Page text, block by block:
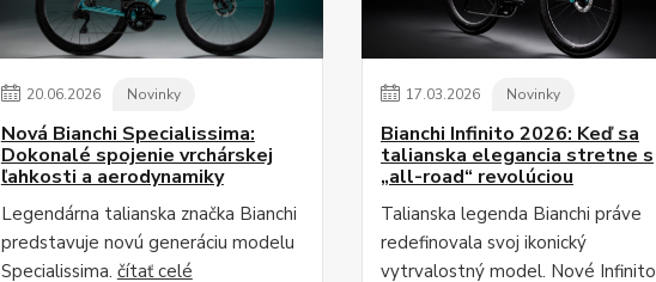
20.06.2026 Novinky
Nová Bianchi Specialissima:
Dokonalé spojenie vrchárskej
ľahkosti a aerodynamiky
Legendárna talianska značka Bianchi
predstavuje novú generáciu modelu
Specialissima. čítať celé
17.03.2026 Novinky
Bianchi Infinito 2026: Keď sa
talianska elegancia stretne s
„all-road“ revolúciou
Talianska legenda Bianchi práve
redefinovala svoj ikonický
vytrvalostný model. Nové Infinito